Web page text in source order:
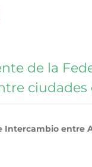
de la
Intercambio entre